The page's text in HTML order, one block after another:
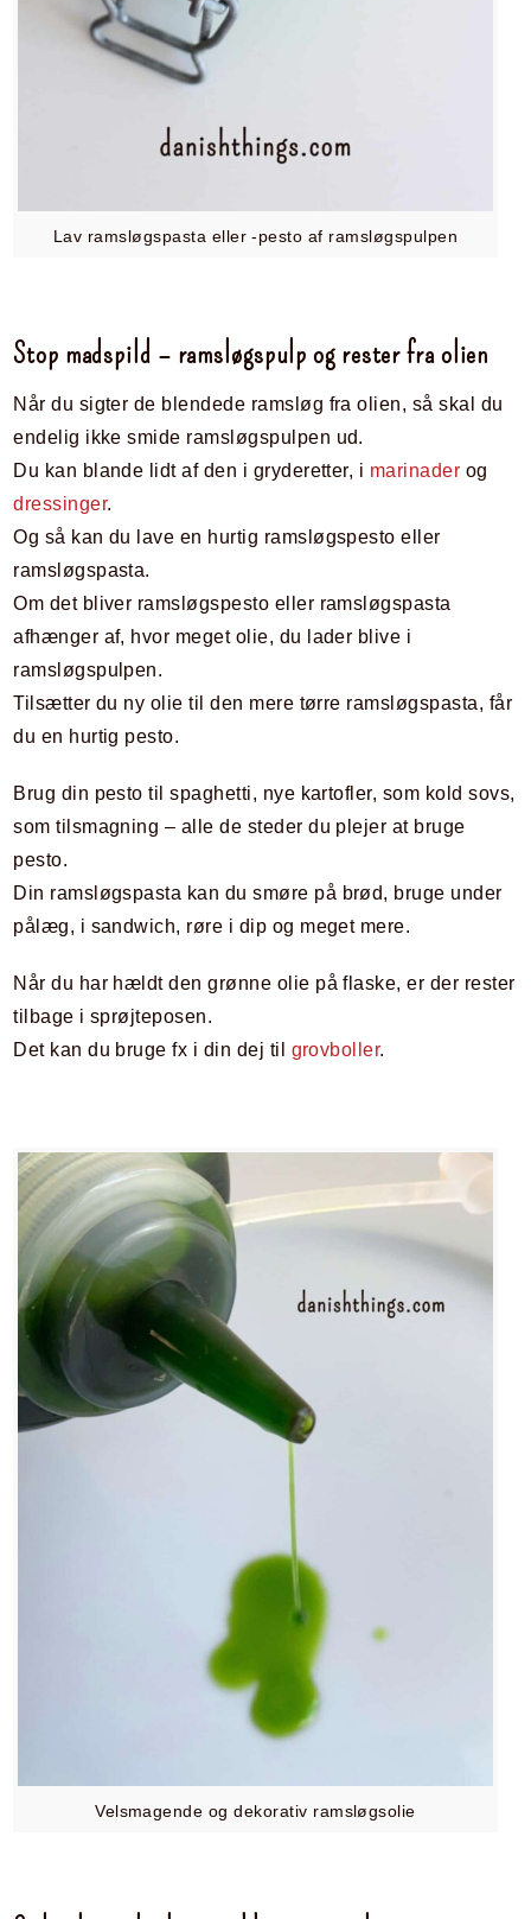
Lav ramsløgspasta eller -pesto af ramsløgspulpen
Stop madspild – ramsløgspulp og rester fra olien
Når du sigter de blendede ramsløg fra olien, så skal du
endelig ikke smide ramsløgspulpen ud.
Du kan blande lidt af den i gryderetter, i marinader og
dressinger.
Og så kan du lave en hurtig ramsløgspesto eller
ramsløgspasta.
Om det bliver ramsløgspesto eller ramsløgspasta
afhænger af, hvor meget olie, du lader blive i
ramsløgspulpen.
Tilsætter du ny olie til den mere tørre ramsløgspasta, får
du en hurtig pesto.
Brug din pesto til spaghetti, nye kartofler, som kold sovs,
som tilsmagning – alle de steder du plejer at bruge
pesto.
Din ramsløgspasta kan du smøre på brød, bruge under
pålæg, i sandwich, røre i dip og meget mere.
Når du har hældt den grønne olie på flaske, er der rester
tilbage i sprøjteposen.
Det kan du bruge fx i din dej til grovboller.
Velsmagende og dekorativ ramsløgsolie